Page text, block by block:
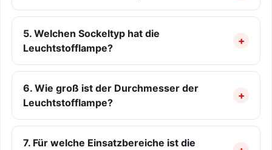
5. Welchen Sockeltyp hat die
Leuchtstofflampe?
6. Wie groß ist der Durchmesser der
Leuchtstofflampe?
7. Für welche Einsatzbereiche ist die